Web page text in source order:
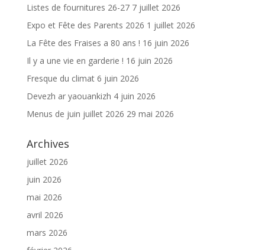
Listes de fournitures 26-27 7 juillet 2026
Expo et Fête des Parents 2026 1 juillet 2026
La Fête des Fraises a 80 ans ! 16 juin 2026
Il y a une vie en garderie ! 16 juin 2026
Fresque du climat 6 juin 2026
Devezh ar yaouankizh 4 juin 2026
Menus de juin juillet 2026 29 mai 2026
Archives
juillet 2026
juin 2026
mai 2026
avril 2026
mars 2026